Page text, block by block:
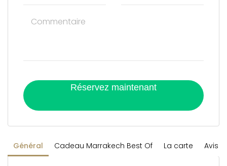
Général Cadeau Marrakech Best Of La carte Avis
Réservez maintenant